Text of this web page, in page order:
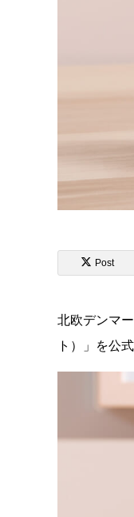
Post
北欧デンマ
ト）」を公